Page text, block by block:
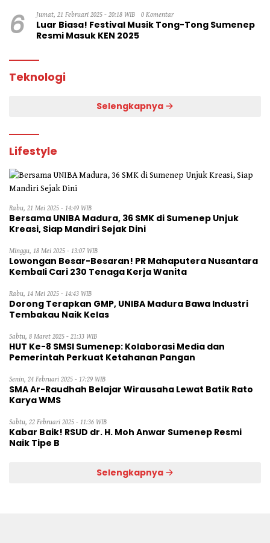
6 Jumat, 21 Februari 2025 - 20:18 WIB 0 Komentar
Luar Biasa! Festival Musik Tong-Tong Sumenep
Resmi Masuk KEN 2025
Teknologi
Selengkapnya
Lifestyle
Rabu, 21 Mei 2025 - 14:49 WIB
Bersama UNIBA Madura, 36 SMK di Sumenep Unjuk
Kreasi, Siap Mandiri Sejak Dini
Minggu, 18 Mei 2025 - 13:07 WIB
Lowongan Besar-Besaran! PR Mahaputera Nusantara
Kembali Cari 230 Tenaga Kerja Wanita
Rabu, 14 Mei 2025 - 14:43 WIB
Dorong Terapkan GMP, UNIBA Madura Bawa Industri
Tembakau Naik Kelas
Sabtu, 8 Maret 2025 - 21:33 WIB
HUT Ke-8 SMSI Sumenep: Kolaborasi Media dan
Pemerintah Perkuat Ketahanan Pangan
Senin, 24 Februari 2025 - 17:29 WIB
SMA Ar-Raudhah Belajar Wirausaha Lewat Batik Rato
Karya WMS
Sabtu, 22 Februari 2025 - 11:36 WIB
Kabar Baik! RSUD dr. H. Moh Anwar Sumenep Resmi
Naik Tipe B
Selengkapnya